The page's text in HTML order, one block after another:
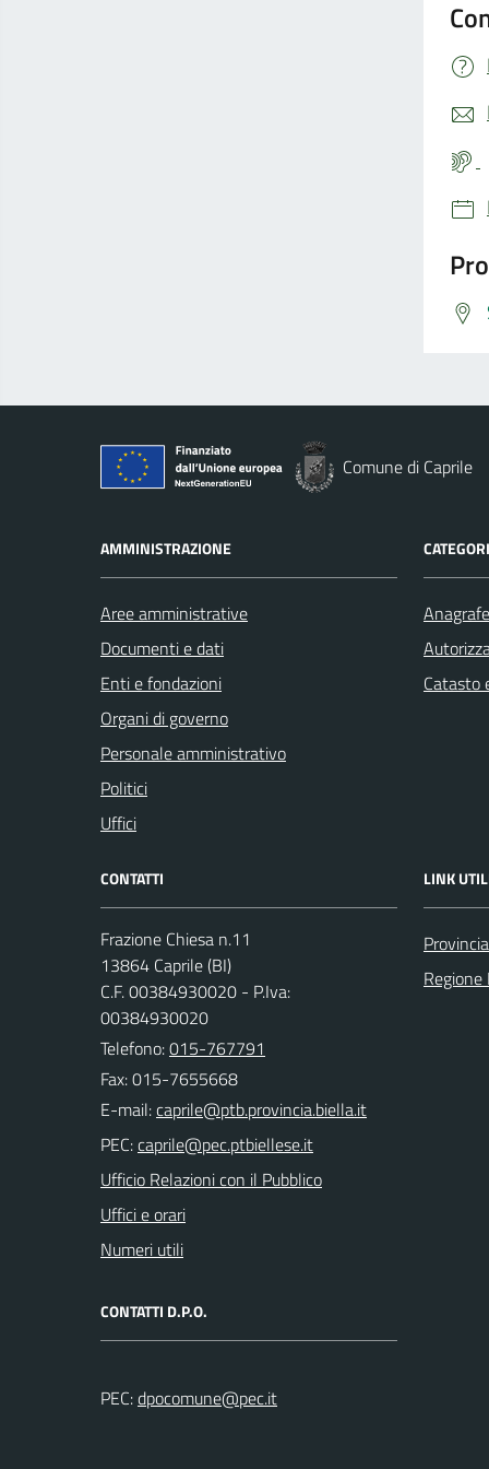
Comune di Caprile
AMMINISTRAZIONE
Aree amministrative
Documenti e dati
Enti e fondazioni
Organi di governo
Personale amministrativo
Politici
Uffici
Catasto
CONTATTI
Frazione Chiesa n.11
13864 Caprile (BI)
C.F. 00384930020 - P.Iva:
00384930020
Telefono:015-767791
Fax: 015-7655668
E-mail:
PEC:
Ufficio Relazioni con il Pubblico
Uffici e orari
Numeri utili
CONTATTI D.P.O.
PEC:
LINK